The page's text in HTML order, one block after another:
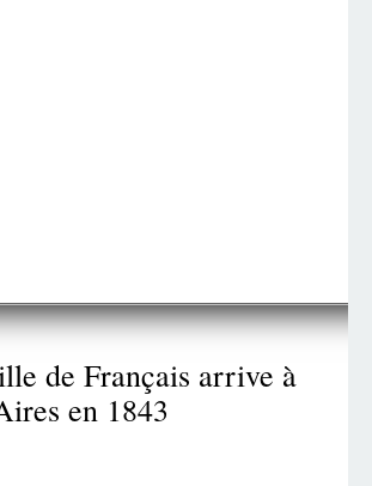
de Français arrive à
en 1843